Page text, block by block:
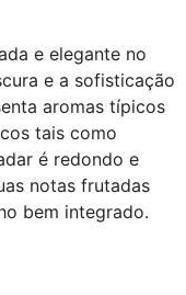
e elegante no
e a sofisticação
aromas típicos
tais como
é redondo e
notas frutadas
bem integrado.